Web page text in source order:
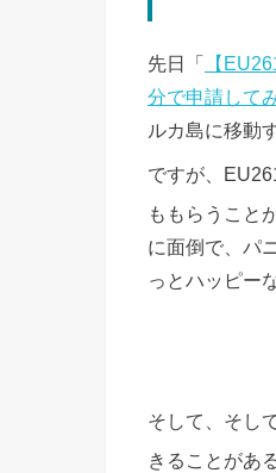
先日「
【
分で申請して
ルカ島に移動
ですが、
ももらうこと
に面倒で、パ
っとハッピー
そして、そし
きることがあ